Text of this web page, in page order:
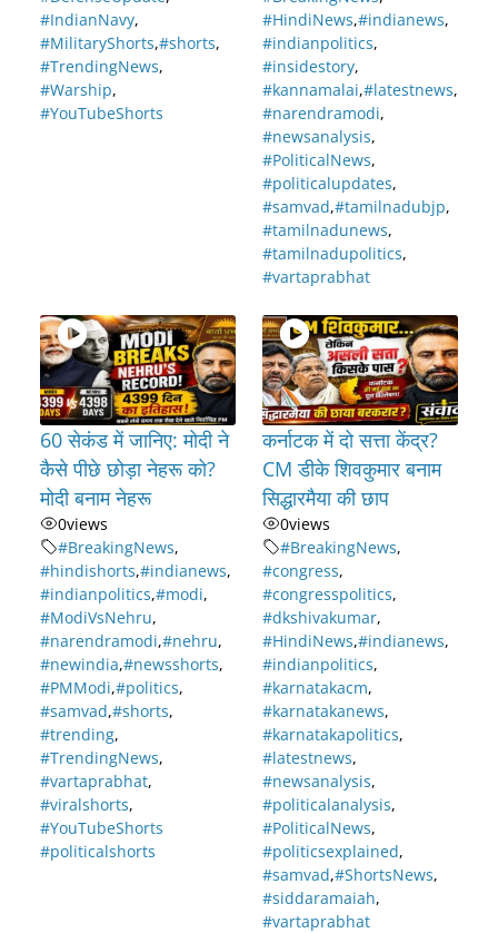
#IndianNavy,
#MilitaryShorts,#shorts,
#TrendingNews,
#Warship,
#YouTubeShorts
#HindiNews,#indianews,
#indianpolitics,
#insidestory,
#kannamalai,#latestnews,
#narendramodi,
#newsanalysis,
#PoliticalNews,
#politicalupdates,
#samvad,#tamilnadubjp,
#tamilnadunews,
#tamilnadupolitics,
#vartaprabhat
60 सेकंड में जानिए: मोदी ने
कैसे पीछे छोड़ा नेहरू को?
मोदी बनाम नेहरू
0views
#BreakingNews,
#hindishorts,#indianews,
#indianpolitics,#modi,
#ModiVsNehru,
#narendramodi,#nehru,
#newindia,#newsshorts,
#PMModi,#politics,
#samvad,#shorts,
#trending,
#TrendingNews,
#vartaprabhat,
#viralshorts,
#YouTubeShorts
#politicalshorts
कर्नाटक में दो सत्ता केंद्र?
CM डीके शिवकुमार बनाम
सिद्धारमैया की छाप
0views
#BreakingNews,
#congress,
#congresspolitics,
#dkshivakumar,
#HindiNews,#indianews,
#indianpolitics,
#karnatakacm,
#karnatakanews,
#karnatakapolitics,
#latestnews,
#newsanalysis,
#politicalanalysis,
#PoliticalNews,
#politicsexplained,
#samvad,#ShortsNews,
#siddaramaiah,
#vartaprabhat